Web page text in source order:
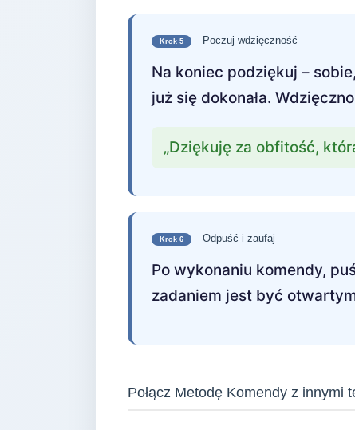
Krok 5 Poczuj wdzięczność
Na koniec podziękuj –
już się dokonała.
„Dziękuję za obfitość,
Krok 6 Odpuść i zaufaj
Po wykonaniu komendy,
zadaniem jest być
Połącz Metodę Komendy z innymi